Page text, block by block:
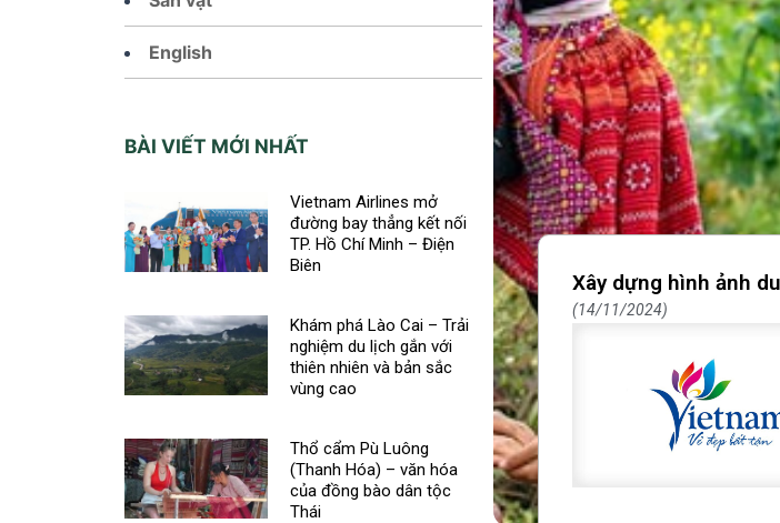
English
BÀI VIẾT MỚI NHẤT
Vietnam Airlines mở
đường bay thẳng kết nối
TP. Hồ Chí Minh – Điện
Biên
Khám phá Lào Cai – Trải
nghiệm du lịch gắn với
thiên nhiên và bản sắc
vùng cao
Thổ cẩm Pù Luông
(Thanh Hóa) – văn hóa
của đồng bào dân tộc
Thái
Xây dựng hình ảnh
14/11/2024